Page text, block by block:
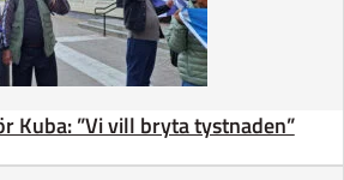
Kuba: ”Vi vill bryta tystnaden”